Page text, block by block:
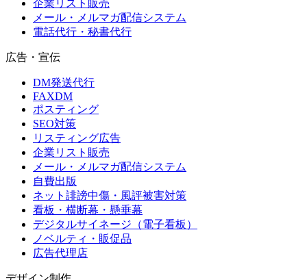
企業リスト販売
メール・メルマガ配信システム
電話代行・秘書代行
広告・宣伝
DM発送代行
FAXDM
ポスティング
SEO対策
リスティング広告
企業リスト販売
メール・メルマガ配信システム
自費出版
ネット誹謗中傷・風評被害対策
看板・横断幕・懸垂幕
デジタルサイネージ（電子看板）
ノベルティ・販促品
広告代理店